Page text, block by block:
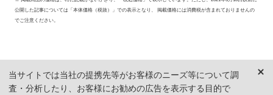
公開した記事については「本体価格（税抜）」での表示となり、 掲載価格には消費税が含まれておりませんの
でご注意ください。
当サイトでは当社の提携先等がお客様のニーズ等について調
査・分析したり、お客様にお勧めの広告を表示する目的で